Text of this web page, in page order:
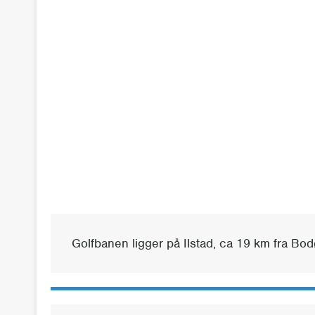
Golfbanen ligger på Ilstad, ca 19 km fra